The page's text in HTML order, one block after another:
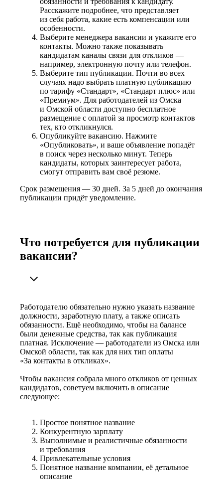
Расскажите подробнее, что представляет
из себя работа, какие есть компенсации или
особенности.
Выберите менеджера вакансии и укажите его
контакты. Можно также показывать
кандидатам каналы связи для откликов —
например, электронную почту или телефон.
Выберите тип публикации. Почти во всех
случаях надо выбрать платную публикацию
по тарифу «Стандарт», «Стандарт плюс» или
«Премиум». Для работодателей из Омска
и Омской области доступно бесплатное
размещение с оплатой за просмотр контактов
тех, кто откликнулся.
Опубликуйте вакансию. Нажмите
«Опубликовать», и ваше объявление попадёт
в поиск через несколько минут. Теперь
кандидаты, которых заинтересует работа,
смогут отправить вам своё резюме.
Срок размещения — 30 дней. За 5 дней до окончания
публикации придёт уведомление.
Что потребуется для публикации
вакансии?
Работодателю обязательно нужно указать название
должности, заработную плату, а также описать
обязанности. Ещё необходимо, чтобы на балансе
были денежные средства, так как публикация
платная. Исключение — работодатели из Омска или
Омской области, так как для них тип оплаты
«За контакты в откликах».
Чтобы вакансия собрала много откликов от ценных
кандидатов, советуем включить в описание
следующее:
Простое понятное название
Конкурентную зарплату
Выполнимые и реалистичные обязанности
и требования
Привлекательные условия
Понятное название компании, её детальное
описание